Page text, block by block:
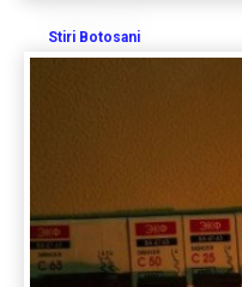
Stiri Botosani